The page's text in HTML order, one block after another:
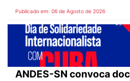
Publicado em: 06 de Agosto de 2026
ANDES-SN convoca